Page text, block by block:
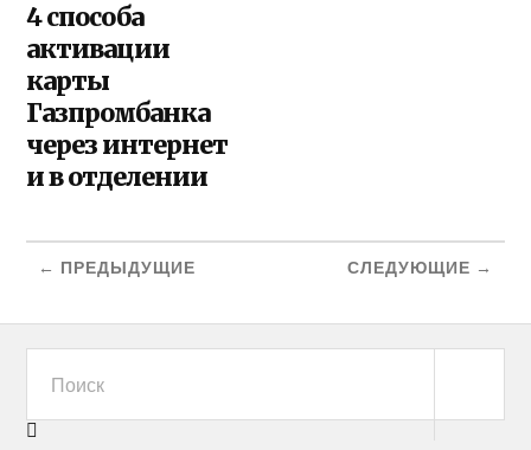
4 способа
активации
карты
Газпромбанка
через интернет
и в отделении
← ПРЕДЫДУЩИЕ СЛЕДУЮЩИЕ →